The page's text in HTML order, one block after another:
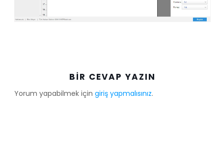
BIR CEVAP YAZIN
Yorum yapabilmek için giriş yapmalısınız.